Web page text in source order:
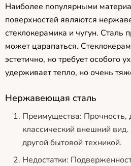
Наиболее популярными
поверхностей являются
стеклокерамика и чугун. Сталь
может царапаться.
эстетично, но требует особого
удерживает тепло, но очень
Нержавеющая сталь
Преимущества: Прочность,
классический внешний
другой бытовой техникой.
Недостатки: